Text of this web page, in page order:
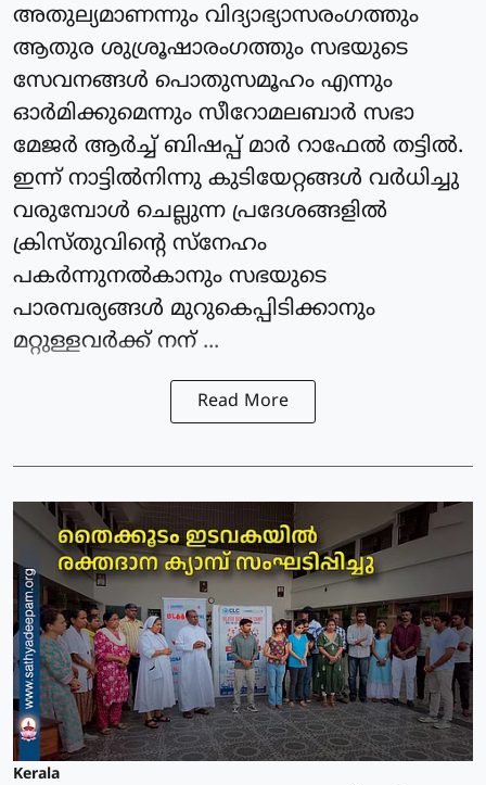
അതുല്യമാണന്നും വിദ്യാഭ്യാസരംഗത്തും
ആതുര ശുശ്രൂഷാരംഗത്തും സഭയുടെ
സേവനങ്ങൾ പൊതുസമൂഹം എന്നും
ഓർമിക്കുമെന്നും സീറോമലബാർ സഭാ
മേജർ ആർച്ച് ബിഷപ്പ് മാർ റാഫേൽ തട്ടിൽ.
ഇന്ന് നാട്ടിൽനിന്നു കുടിയേറ്റങ്ങൾ വർധിച്ചു
വരുമ്പോൾ ചെല്ലുന്ന പ്രദേശങ്ങളിൽ
ക്രിസ്തു‌വിൻ്റെ സ്നേഹം
പകർന്നുനൽകാനും സഭയുടെ
പാരമ്പര്യങ്ങൾ മുറുകെപ്പിടിക്കാനും
മറ്റുള്ളവർക്ക് നന് ...
Read More
Kerala